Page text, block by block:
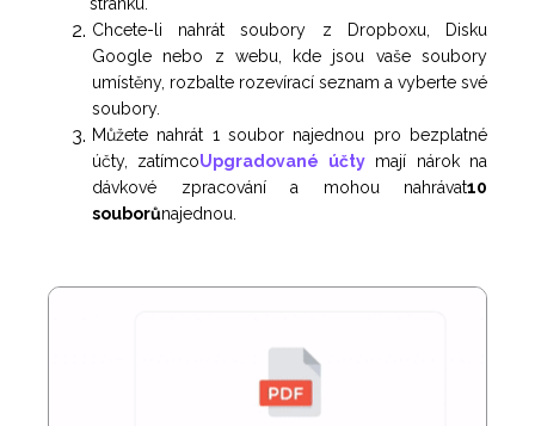
Chcete-li nahrát soubory z Dropboxu, Disku
Google nebo z webu, kde jsou vaše soubory
umístěny, rozbalte rozevírací seznam a vyberte své
soubory.
Můžete nahrát 1 soubor najednou pro bezplatné
účty, zatímcoUpgradované účtymají nárok na
dávkové zpracování a mohou nahrávat10
souborůnajednou.